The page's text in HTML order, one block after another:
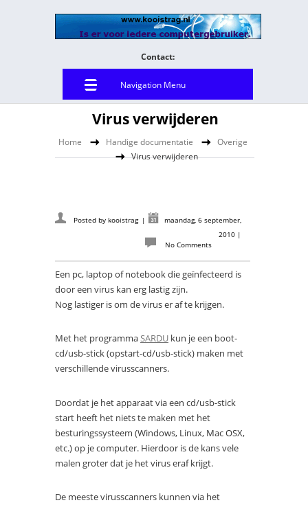
Contact:
Navigation Menu
Home Handige documentatie
Overige
Virus verwijderen
Virus verwijderen
Posted by kooistrag |
maandag, 6 september,
2010 |
No Comments
Een pc, laptop of notebook die geïnfecteerd is
door een virus kan erg lastig zijn.
Nog lastiger is om de virus er af te krijgen.
Met het programmaSARDU kun je een boot-
cd/usb-stick (opstart-cd/usb-stick) maken met
verschillende virusscanners.
Doordat je het apparaat via een cd/usb-stick
start heeft het niets te maken met het
besturingssysteem (Windows, Linux, Mac OSX,
etc.) op je computer. Hierdoor is de kans vele
malen groter dat je het virus eraf krijgt.
De meeste virusscanners kunnen via het